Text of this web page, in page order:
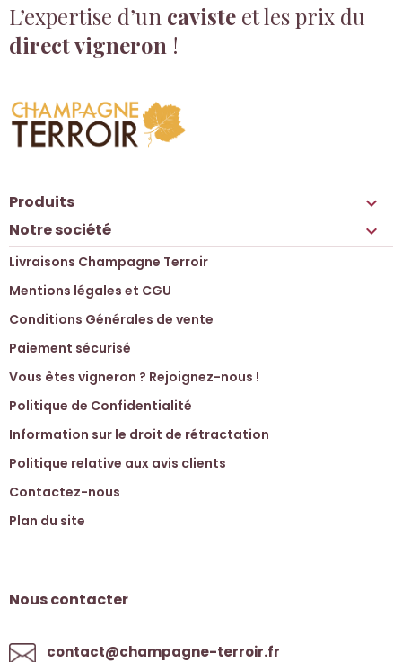
L’expertise d’un caviste et les prix du
direct vigneron !
Produits 
Notre société 
Livraisons Champagne Terroir
Mentions légales et CGU
Conditions Générales de vente
Paiement sécurisé
Vous êtes vigneron ? Rejoignez-nous !
Politique de Confidentialité
Information sur le droit de rétractation
Politique relative aux avis clients
Contactez-nous
Plan du site
Nous contacter
contact@champagne-terroir.fr